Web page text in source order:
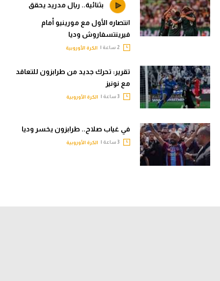
بثنائية.. ريال مدريد يحقق
انتصاره الأول مع مورينيو أمام
فيرينتسفاروش وديا
الكرة الأوروبية
تقرير: تحرك جديد من طرابزون للتعاقد
مع نونيز
الكرة الأوروبية
في غياب صلاح.. طرابزون يخسر وديا
الكرة الأوروبية